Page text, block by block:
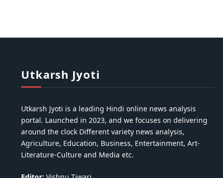
Utkarsh Jyoti
Utkarsh Jyoti is a leading Hindi online news analysis
portal. Launched in 2023, and we focuses on delivering
around the clock Different variety news analysis,
Agriculture, Education, Business, Entertainment, Art-
Literature-Culture and Media etc.